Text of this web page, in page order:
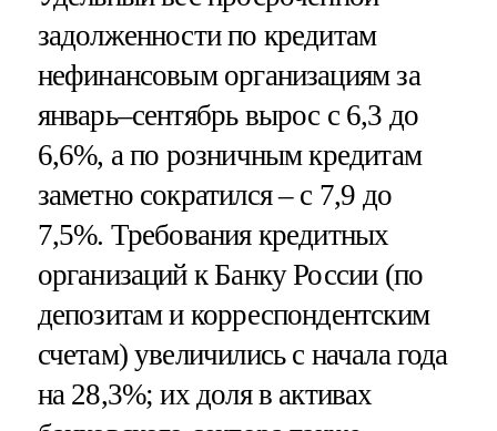
задолженности по кредитам
нефинансовым организациям за
январь–сентябрь вырос с 6,3 до
6,6%, а по розничным кредитам
заметно сократился – с 7,9 до
7,5%. Требования кредитных
организаций к Банку России (по
депозитам и корреспондентским
счетам) увеличились с начала года
на 28,3%; их доля в активах